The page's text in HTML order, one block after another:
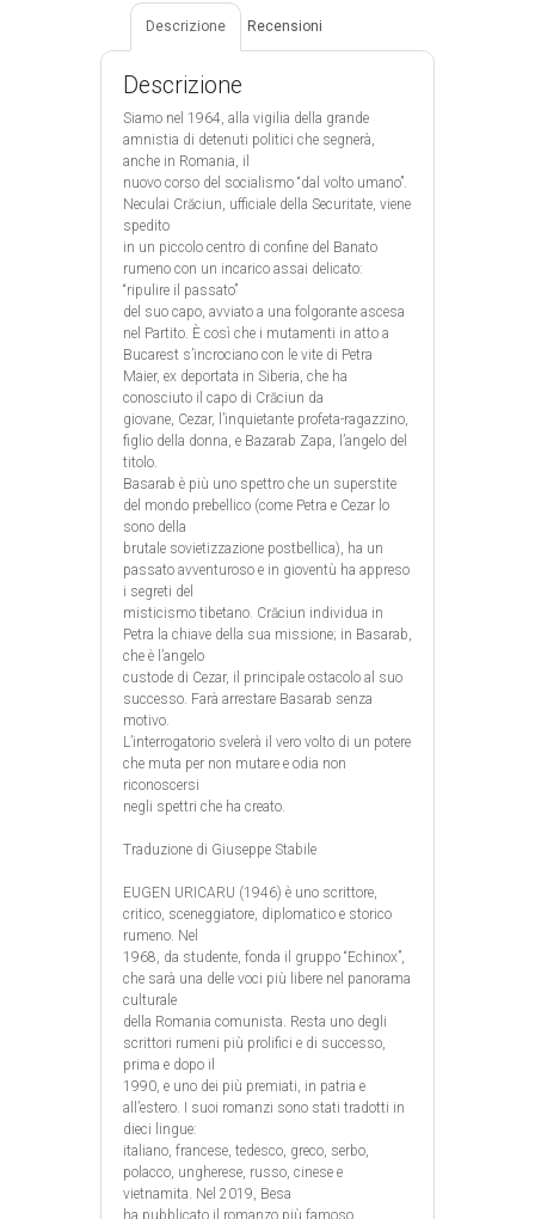
Descrizione Recensioni
Descrizione
Siamo nel 1964, alla vigilia della grande
amnistia di detenuti politici che segnerà,
anche in Romania, il
nuovo corso del socialismo “dal volto umano”.
Neculai Crăciun, ufficiale della Securitate, viene
spedito
in un piccolo centro di confine del Banato
rumeno con un incarico assai delicato:
“ripulire il passato”
del suo capo, avviato a una folgorante ascesa
nel Partito. È così che i mutamenti in atto a
Bucarest s’incrociano con le vite di Petra
Maier, ex deportata in Siberia, che ha
conosciuto il capo di Crăciun da
giovane, Cezar, l’inquietante profeta-ragazzino,
figlio della donna, e Bazarab Zapa, l’angelo del
titolo.
Basarab è più uno spettro che un superstite
del mondo prebellico (come Petra e Cezar lo
sono della
brutale sovietizzazione postbellica), ha un
passato avventuroso e in gioventù ha appreso
i segreti del
misticismo tibetano. Crăciun individua in
Petra la chiave della sua missione; in Basarab,
che è l’angelo
custode di Cezar, il principale ostacolo al suo
successo. Farà arrestare Basarab senza
motivo.
L’interrogatorio svelerà il vero volto di un potere
che muta per non mutare e odia non
riconoscersi
negli spettri che ha creato.
Traduzione di Giuseppe Stabile
EUGEN URICARU (1946) è uno scrittore,
critico, sceneggiatore, diplomatico e storico
rumeno. Nel
1968, da studente, fonda il gruppo “Echinox”,
che sarà una delle voci più libere nel panorama
culturale
della Romania comunista. Resta uno degli
scrittori rumeni più prolifici e di successo,
prima e dopo il
1990, e uno dei più premiati, in patria e
all’estero. I suoi romanzi sono stati tradotti in
dieci lingue:
italiano, francese, tedesco, greco, serbo,
polacco, ungherese, russo, cinese e
vietnamita. Nel 2019, Besa
ha pubblicato il romanzo più famoso